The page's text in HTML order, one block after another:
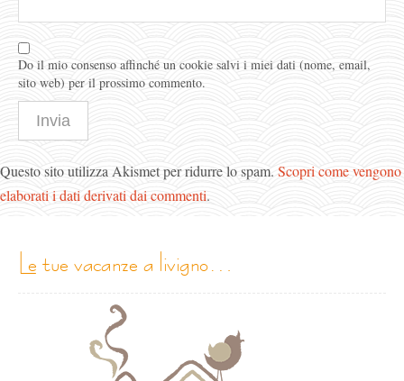
Do il mio consenso affinché un cookie salvi i miei dati (nome, email,
sito web) per il prossimo commento.
Questo sito utilizza Akismet per ridurre lo spam. Scopri come vengono
elaborati i dati derivati dai commenti.
le tue vacanze a livigno…